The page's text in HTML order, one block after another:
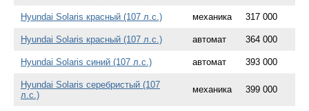
Hyundai Solaris красный (107 л.с.) механика 317 000
Hyundai Solaris красный (107 л.с.) автомат 364 000
Hyundai Solaris синий (107 л.с.) автомат 393 000
Hyundai Solaris серебристый (107
л.с.)
механика 399 000